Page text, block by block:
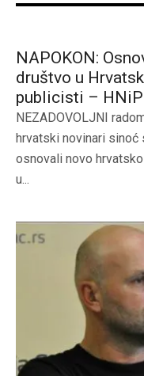
NAPOKON:
društvo u
publicisti – HNiP
NEZADOVOLJNI
hrvatski novinari
osnovali novo
u...